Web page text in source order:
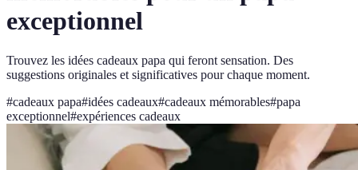
exceptionnel
Trouvez les idées cadeaux papa qui feront sensation. Des
suggestions originales et significatives pour chaque moment.
#cadeaux papa#idées cadeaux#cadeaux mémorables#papa
exceptionnel#expériences cadeaux